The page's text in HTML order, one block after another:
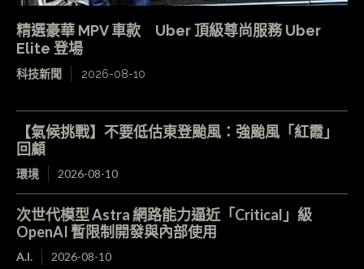
精選豪華 MPV 車款 Uber 頂級尊尚服務 Uber
Elite 登場
科技新聞 2026-08-10
【氣候挑戰】不要低估東登颱風：強颱風「紅霞」
回顧
環境 2026-08-10
次世代模型 Astra 網路能力逼近「Critical」級
OpenAI 暫限制開發與內部使用
A.I. 2026-08-10